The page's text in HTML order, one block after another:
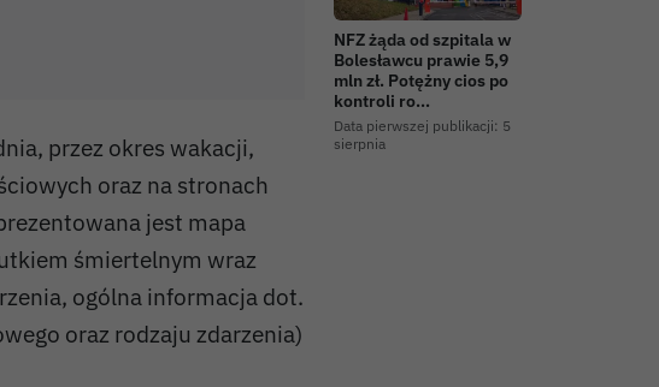
przez okres wakacji,
oraz na stronach
jest mapa
śmiertelnym wraz
ogólna informacja dot.
oraz rodzaju zdarzenia)
NFZ żąda od szpitala w
Bolesławcu prawie 5,9
mln zł. Potężny cios po
kontroli ro…
Data pierwszej publikacji: 5
sierpnia